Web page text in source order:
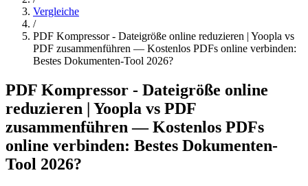
Vergleiche
/
PDF Kompressor - Dateigröße online reduzieren | Yoopla vs
PDF zusammenführen — Kostenlos PDFs online verbinden:
Bestes Dokumenten-Tool 2026?
PDF Kompressor - Dateigröße online
reduzieren | Yoopla vs PDF
zusammenführen — Kostenlos PDFs
online verbinden: Bestes Dokumenten-
Tool 2026?